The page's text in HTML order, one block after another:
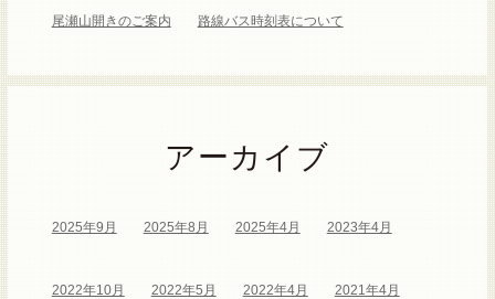
尾瀬山開きのご案内 路線バス時刻表について
アーカイブ
2025年9月 2025年8月 2025年4月 2023年4月
2022年10月 2022年5月 2022年4月 2021年4月